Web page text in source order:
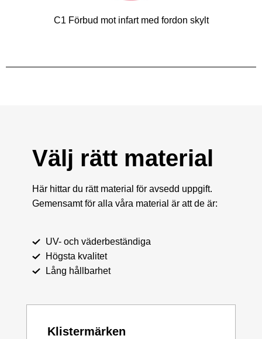
C1 Förbud mot infart med fordon skylt
Välj rätt material
Här hittar du rätt material för avsedd uppgift.
Gemensamt för alla våra material är att de är:
UV- och väderbeständiga
Högsta kvalitet
Lång hållbarhet
Klistermärken